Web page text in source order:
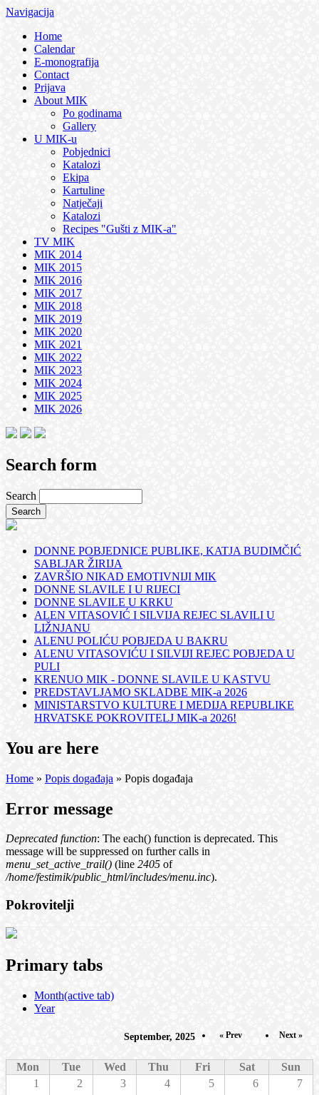
Navigacija
Home
Calendar
E-monografija
Contact
Prijava
About MIK
Po godinama
Gallery
U MIK-u
Pobjednici
Katalozi
Ekipa
Kartuline
Natječaji
Katalozi
Recipes "Gušti z MIK-a"
TV MIK
MIK 2014
MIK 2015
MIK 2016
MIK 2017
MIK 2018
MIK 2019
MIK 2020
MIK 2021
MIK 2022
MIK 2023
MIK 2024
MIK 2025
MIK 2026
Search form
Search
DONNE POBJEDNICE PUBLIKE, KATJA BUDIMČIĆ
SABLJAR ŽIRIJA
ZAVRŠIO NIKAD EMOTIVNIJI MIK
DONNE SLAVILE I U RIJECI
DONNE SLAVILE U KRKU
ALEN VITASOVIĆ I SILVIJA REJEC SLAVILI U
LIŽNJANU
ALENU POLIĆU POBJEDA U BAKRU
ALENU VITASOVIĆU I SILVIJI REJEC POBJEDA U
PULI
KRENUO MIK - DONNE SLAVILE U KASTVU
PREDSTAVLJAMO SKLADBE MIK-a 2026
MINISTARSTVO KULTURE I MEDIJA REPUBLIKE
HRVATSKE POKROVITELJ MIK-a 2026!
You are here
Home » Popis događaja » Popis događaja
Error message
Deprecated function: The each() function is deprecated. This
message will be suppressed on further calls in
menu_set_active_trail() (line 2405 of
/home/festimik/public_html/includes/menu.inc).
Pokrovitelji
Primary tabs
Month(active tab)
Year
September, 2025 « Prev Next »
Mon Tue Wed Thu Fri Sat
Sun
1
2 3 4 5 6 7